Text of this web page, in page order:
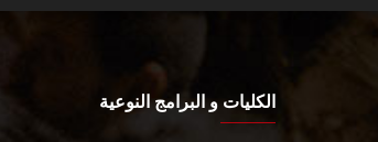
الكليات و البرامج النوعية